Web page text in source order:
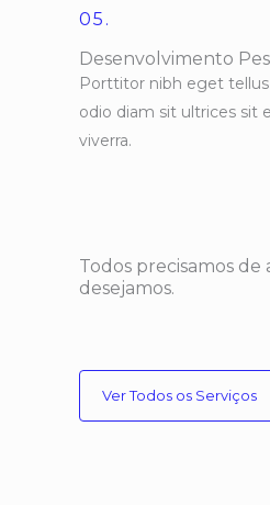
05.
Desenvolvimento
Porttitor nibh eget
odio diam sit ultrices sit
viverra.
Todos precisamos
desejamos.
Ver Todos os Serviços